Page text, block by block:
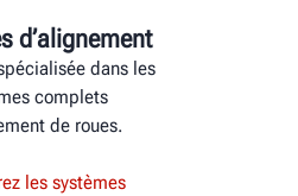
d’alignement
dans les
complets
de roues.
les systèmes